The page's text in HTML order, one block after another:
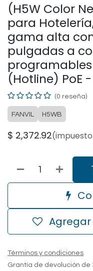
(H5W Color
para
gama alta
pulgadas a
(Hotline) PoE -
(0 reseña)
FANVIL H5WB
$ 2,372.92
Términos y condiciones
Grantía de devolución de